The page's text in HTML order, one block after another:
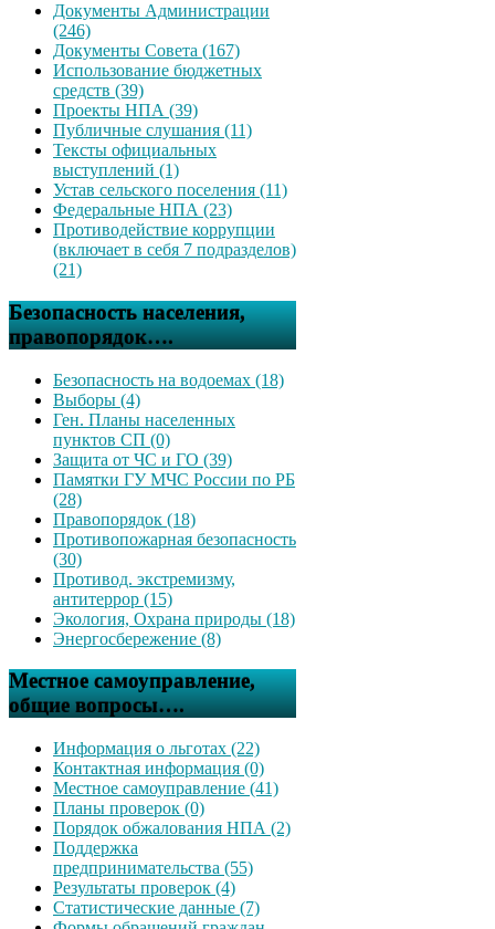
Документы Администрации
(246)
Документы Совета (167)
Использование бюджетных
средств (39)
Проекты НПА (39)
Публичные слушания (11)
Тексты официальных
выступлений (1)
Устав сельского поселения (11)
Федеральные НПА (23)
Противодействие коррупции
(включает в себя 7 подразделов)
(21)
Безопасность населения,
правопорядок….
Безопасность на водоемах (18)
Выборы (4)
Ген. Планы населенных
пунктов СП (0)
Защита от ЧС и ГО (39)
Памятки ГУ МЧС России по РБ
(28)
Правопорядок (18)
Противопожарная безопасность
(30)
Противод. экстремизму,
антитеррор (15)
Экология, Охрана природы (18)
Энергосбережение (8)
Местное самоуправление,
общие вопросы….
Информация о льготах (22)
Контактная информация (0)
Местное самоуправление (41)
Планы проверок (0)
Порядок обжалования НПА (2)
Поддержка
предпринимательства (55)
Результаты проверок (4)
Статистические данные (7)